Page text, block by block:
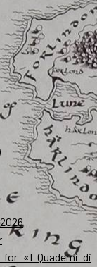
«I Quaderni di